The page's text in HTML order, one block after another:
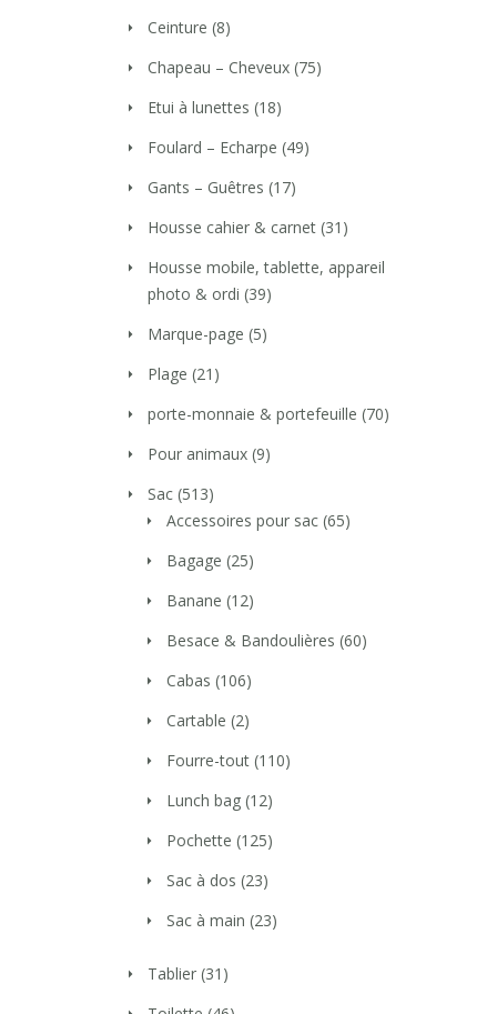
Ceinture (8)
Chapeau – Cheveux (75)
Etui à lunettes (18)
Foulard – Echarpe (49)
Gants – Guêtres (17)
Housse cahier & carnet (31)
Housse mobile, tablette, appareil
photo & ordi (39)
Marque-page (5)
Plage (21)
porte-monnaie & portefeuille (70)
Pour animaux (9)
Sac (513)
Accessoires pour sac (65)
Bagage (25)
Banane (12)
Besace & Bandoulières (60)
Cabas (106)
Cartable (2)
Fourre-tout (110)
Lunch bag (12)
Pochette (125)
Sac à dos (23)
Sac à main (23)
Tablier (31)